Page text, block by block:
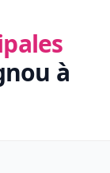
à